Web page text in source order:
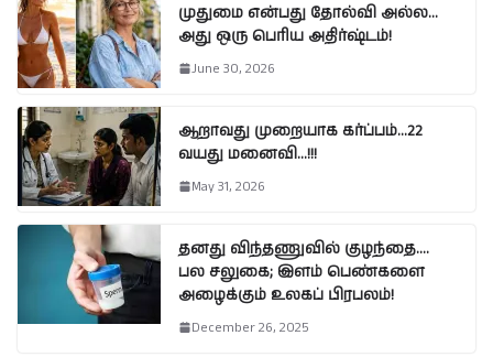
முதுமை என்பது தோல்வி அல்ல…
அது ஒரு பெரிய அதிர்ஷ்டம்!
June 30, 2026
ஆறாவது முறையாக கர்ப்பம்…22
வயது மனைவி…!!!
May 31, 2026
தனது விந்தணுவில் குழந்தை….
பல சலுகை; இளம் பெண்களை
அழைக்கும் உலகப் பிரபலம்!
December 26, 2025